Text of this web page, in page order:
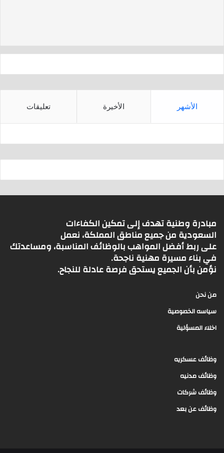
p
الأشهر الأخيرة تعليقات
مبادرة وطنية تهدف إلى تمكين الكفاءات
السعودية من جميع مناطق المملكة، نعمل
على ربط أفضل المواهب بالوظائف المناسبة، ومساعدتك
في بناء مسيرة مهنية ناجحة.
نؤمن بأن الجميع يستحق فرصة عادلة للنجاح.
من نحن
سياسه الخصوصية
اخلاء المسؤلية
وظائف عسكريه
وظائف مدنيه
وظائف شركات
وظائف عن بعد